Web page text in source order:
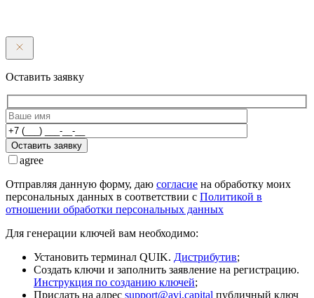
Оставить заявку
Оставить заявку
agree
Отправляя данную форму, даю согласие на обработку моих
персональных данных в соответствии с Политикой в
отношении обработки персональных данных
Для генерации ключей вам необходимо:
Установить терминал QUIK. Дистрибутив;
Создать ключи и заполнить заявление на регистрацию.
Инструкция по созданию ключей;
Прислать на адрес support@avi.capital публичный ключ